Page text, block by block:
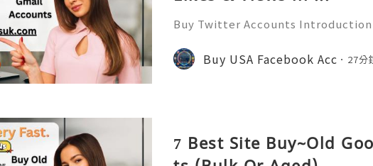
Buy Twitter Accounts
onment, real-time public
critical infrastructure fo
Buy USA Facebook Acc 27分
7 Best Site Buy~Old